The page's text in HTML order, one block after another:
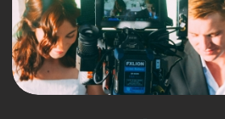
diferentes fases da vida e pelos
bastidores de uma das séries
mais marcantes da RTP Play.